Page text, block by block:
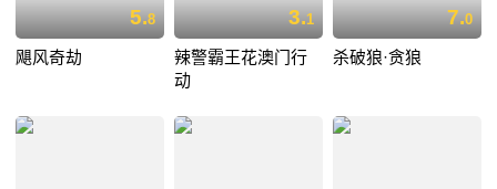
5.8
飓风奇劫
3.1
辣警霸王花澳门行
动
7.0
杀破狼·贪狼